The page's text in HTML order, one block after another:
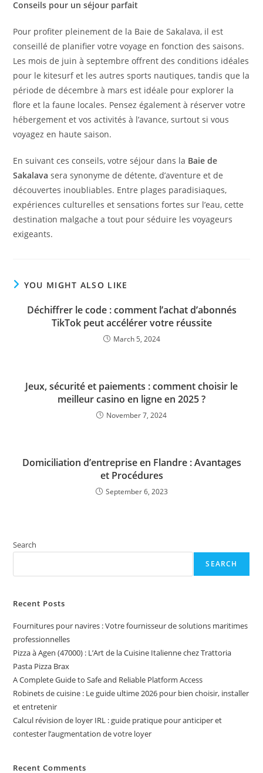
Conseils pour un séjour parfait
Pour profiter pleinement de la Baie de Sakalava, il est
conseillé de planifier votre voyage en fonction des saisons.
Les mois de juin à septembre offrent des conditions idéales
pour le kitesurf et les autres sports nautiques, tandis que la
période de décembre à mars est idéale pour explorer la
flore et la faune locales. Pensez également à réserver votre
hébergement et vos activités à l’avance, surtout si vous
voyagez en haute saison.
En suivant ces conseils, votre séjour dans la Baie de
Sakalava sera synonyme de détente, d’aventure et de
découvertes inoubliables. Entre plages paradisiaques,
expériences culturelles et sensations fortes sur l’eau, cette
destination malgache a tout pour séduire les voyageurs
exigeants.
YOU MIGHT ALSO LIKE
Déchiffrer le code : comment l’achat d’abonnés
TikTok peut accélérer votre réussite
March 5, 2024
Jeux, sécurité et paiements : comment choisir le
meilleur casino en ligne en 2025 ?
November 7, 2024
Domiciliation d’entreprise en Flandre : Avantages
et Procédures
September 6, 2023
Search
SEARCH
Recent Posts
Fournitures pour navires : Votre fournisseur de solutions maritimes
professionnelles
Pizza à Agen (47000) : L’Art de la Cuisine Italienne chez Trattoria
Pasta Pizza Brax
A Complete Guide to Safe and Reliable Platform Access
Robinets de cuisine : Le guide ultime 2026 pour bien choisir, installer
et entretenir
Calcul révision de loyer IRL : guide pratique pour anticiper et
contester l’augmentation de votre loyer
Recent Comments